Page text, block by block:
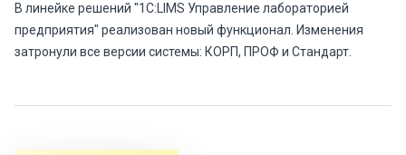
В линейке решений "1С:LIMS Управление лабораторией
предприятия" реализован новый функционал. Изменения
затронули все версии системы: КОРП, ПРОФ и Стандарт.